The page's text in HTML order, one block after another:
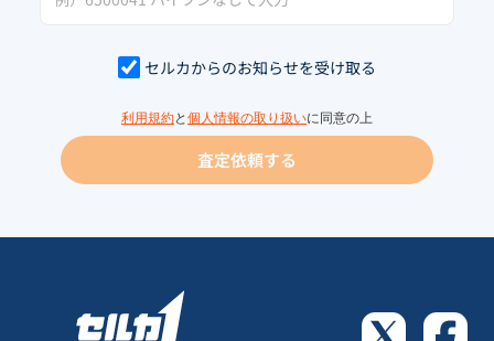
セルカからのお知らせを受け取る
利用規約と 個人情報の取り扱いに同意の上
査定依頼する